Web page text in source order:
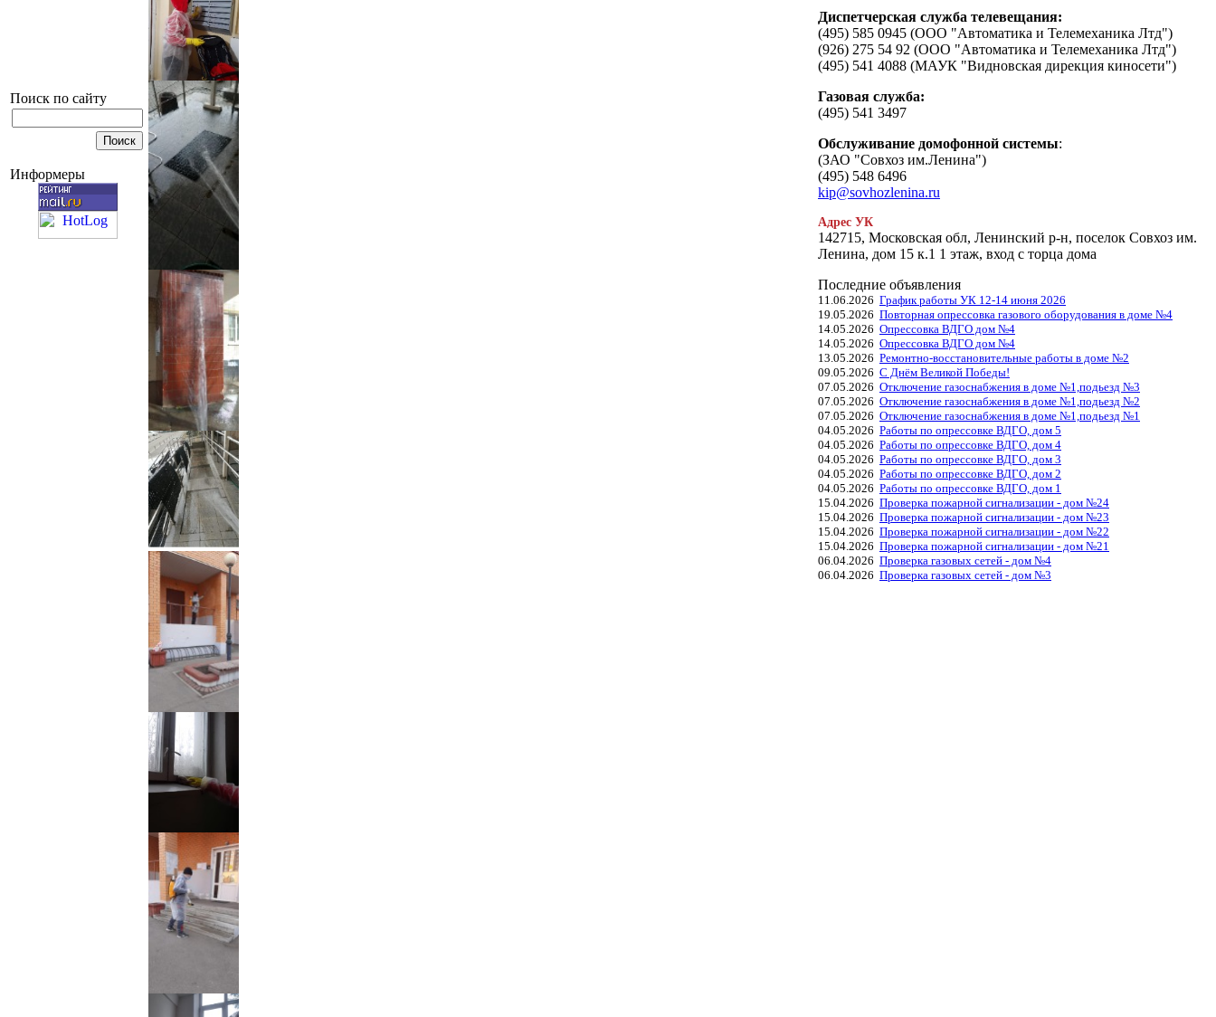
Поиск по сайту
Информеры
Диспетчерская служба телевещания:
(495) 585 0945 (ООО "Автоматика и Телемеханика Лтд")
(926) 275 54 92 (ООО "Автоматика и Телемеханика Лтд")
(495) 541 4088 (МАУК "Видновская дирекция киносети")
Газовая служба:
(495) 541 3497
Обслуживание домофонной системы:
(ЗАО "Совхоз им.Ленина")
(495) 548 6496
kip@sovhozlenina.ru
Адрес УК
142715, Московская обл, Ленинский р-н, поселок Совхоз им.
Ленина, дом 15 к.1 1 этаж, вход с торца дома
Последние объявления
11.06.2026 График работы УК 12-14 июня 2026
19.05.2026 Повторная опрессовка газового оборудования в доме №4
14.05.2026 Опрессовка ВДГО дом №4
14.05.2026 Опрессовка ВДГО дом №4
13.05.2026 Ремонтно-восстановительные работы в доме №2
09.05.2026 С Днём Великой Победы!
07.05.2026 Отключение газоснабжения в доме №1,подьезд №3
07.05.2026 Отключение газоснабжения в доме №1,подьезд №2
07.05.2026 Отключение газоснабжения в доме №1,подьезд №1
04.05.2026 Работы по опрессовке ВДГО, дом 5
04.05.2026 Работы по опрессовке ВДГО, дом 4
04.05.2026 Работы по опрессовке ВДГО, дом 3
04.05.2026 Работы по опрессовке ВДГО, дом 2
04.05.2026 Работы по опрессовке ВДГО, дом 1
15.04.2026 Проверка пожарной сигнализации - дом №24
15.04.2026 Проверка пожарной сигнализации - дом №23
15.04.2026 Проверка пожарной сигнализации - дом №22
15.04.2026 Проверка пожарной сигнализации - дом №21
06.04.2026 Проверка газовых сетей - дом №4
06.04.2026 Проверка газовых сетей - дом №3